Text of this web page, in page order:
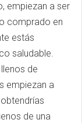
empiezan a ser
comprado en
estás
saludable.
de
empiezan a
de una